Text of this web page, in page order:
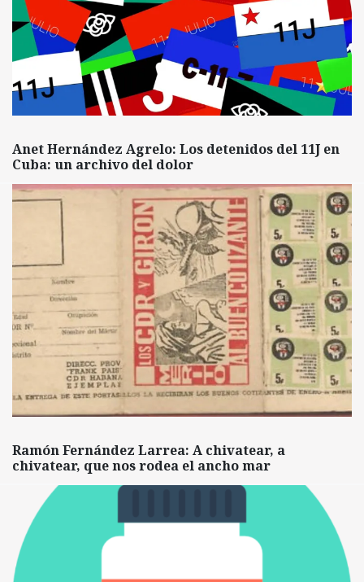
Anet Hernández Agrelo: Los detenidos del 11J en
Cuba: un archivo del dolor
Ramón Fernández Larrea: A chivatear, a
chivatear, que nos rodea el ancho mar